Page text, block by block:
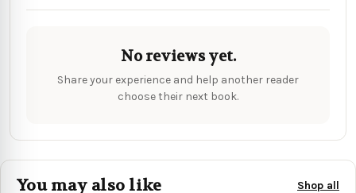
No reviews yet.
Share your experience and help another reader
choose their next book.
You may also like Shop all